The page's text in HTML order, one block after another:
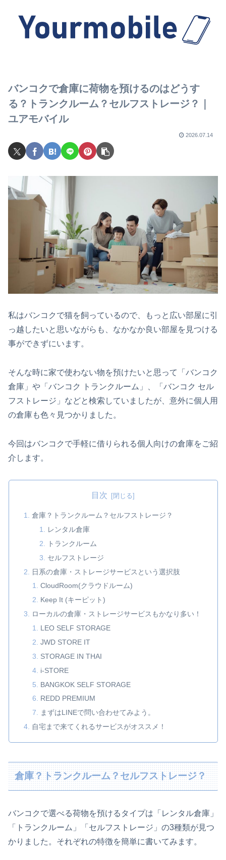
バンコクで倉庫に荷物を預けるのはどうす
る？トランクルーム？セルフストレージ？｜
ユアモバイル
2026.07.14
私はバンコクで猫を飼っているので、もっと広い部屋に引
っ越したいと思いながらも、なかなか良い部屋を見つける
事ができずにいます。
そんな時に家で使わない物を預けたいと思って「バンコク
倉庫」や「バンコク トランクルーム」、「バンコク セル
フストレージ」などと検索していましたが、意外に個人用
の倉庫も色々見つかりました。
今回はバンコクで手軽に借りられる個人向けの倉庫をご紹
介します。
目次
倉庫？トランクルーム？セルフストレージ？
レンタル倉庫
トランクルーム
セルフストレージ
日系の倉庫・ストレージサービスという選択肢
CloudRoom(クラウドルーム)
Keep It (キーピット)
ローカルの倉庫・ストレージサービスもかなり多い！
LEO SELF STORAGE
JWD STORE IT
STORAGE IN THAI
i-STORE
BANGKOK SELF STORAGE
REDD PREMIUM
まずはLINEで問い合わせてみよう。
自宅まで来てくれるサービスがオススメ！
倉庫？トランクルーム？セルフストレージ？
バンコクで選べる荷物を預けるタイプは「レンタル倉庫」
「トランクルーム」「セルフストレージ」の3種類が見つ
かりました。それぞれの特徴を簡単に書いてみます。